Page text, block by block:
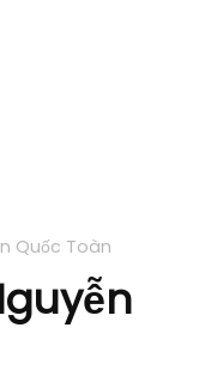
Quốc Toàn